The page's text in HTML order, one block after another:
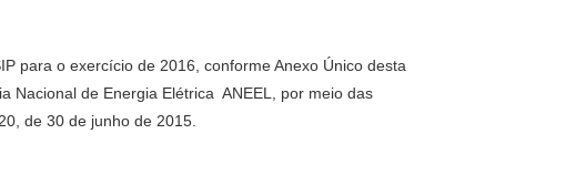
para o exercício de 2016, conforme Anexo Único desta
de Energia Elétrica  ANEEL, por meio das
de 30 de junho de 2015.